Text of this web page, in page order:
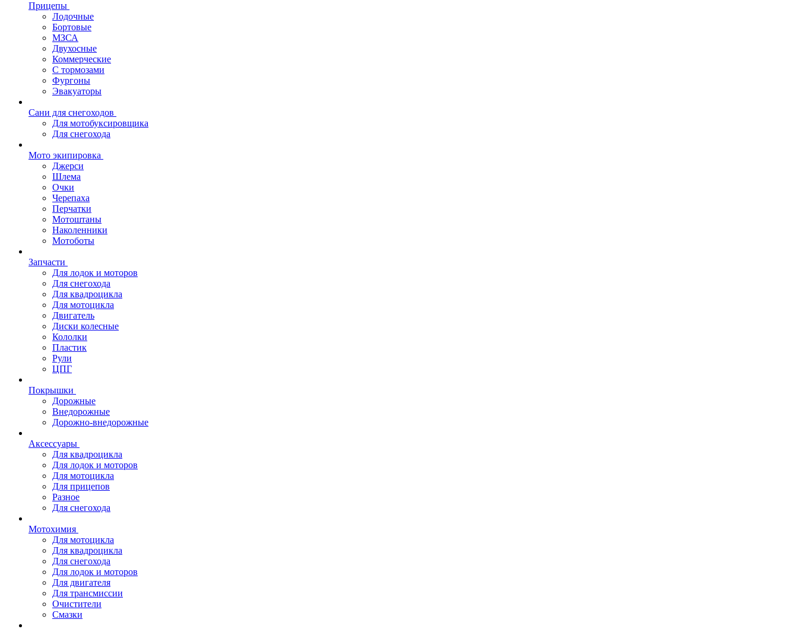
Прицепы
Лодочные
Бортовые
МЗСА
Двухосные
Коммерческие
С тормозами
Фургоны
Эвакуаторы
Сани для снегоходов
Для мотобуксировщика
Для снегохода
Мото экипировка
Джерси
Шлема
Очки
Черепаха
Перчатки
Мотоштаны
Наколенники
Мотоботы
Запчасти
Для лодок и моторов
Для снегохода
Для квадроцикла
Для мотоцикла
Двигатель
Диски колесные
Кололки
Пластик
Рули
ЦПГ
Покрышки
Дорожные
Внедорожные
Дорожно-внедорожные
Аксессуары
Для квадроцикла
Для лодок и моторов
Для мотоцикла
Для прицепов
Разное
Для снегохода
Мотохимия
Для мотоцикла
Для квадроцикла
Для снегохода
Для лодок и моторов
Для двигателя
Для трансмиссии
Очистители
Смазки